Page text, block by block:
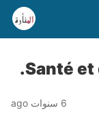
Santé et
6 سنوات ago